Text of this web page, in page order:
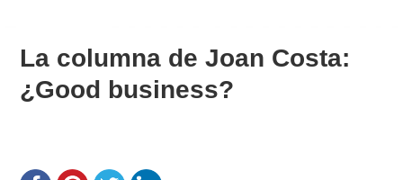
La columna de Joan Costa:
¿Good business?